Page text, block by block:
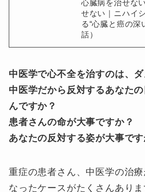
心臓病を治せな
せない｜ニハイ
る“心臓と癌の深
話）
中医学で心不全を治すのは、ダ
中医学だから反対するあなた
んですか？
患者さんの命が大事ですか？
あなたの反対する姿が大事です
重症の患者さん、中医学の治療
なったケースがたくさんあり